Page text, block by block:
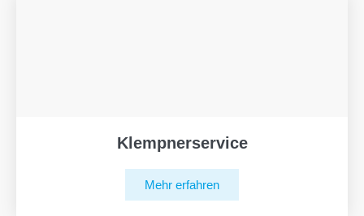
Klempnerservice
Mehr erfahren